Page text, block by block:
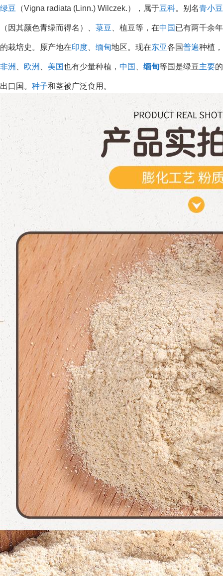
绿豆 （Vigna radiata (Linn.) Wilczek.），属于豆科。别名青小豆
（因其颜色青绿而得名）、 菉豆 、植豆等，在中国 已有两千余年
的栽培史。原产地在印度 缅甸地区。现在东亚各国普遍种植，
非洲 欧洲 美国也有少量种植， 中国 缅甸等国是绿豆主要的
出口国。 种子和茎被广泛食用。